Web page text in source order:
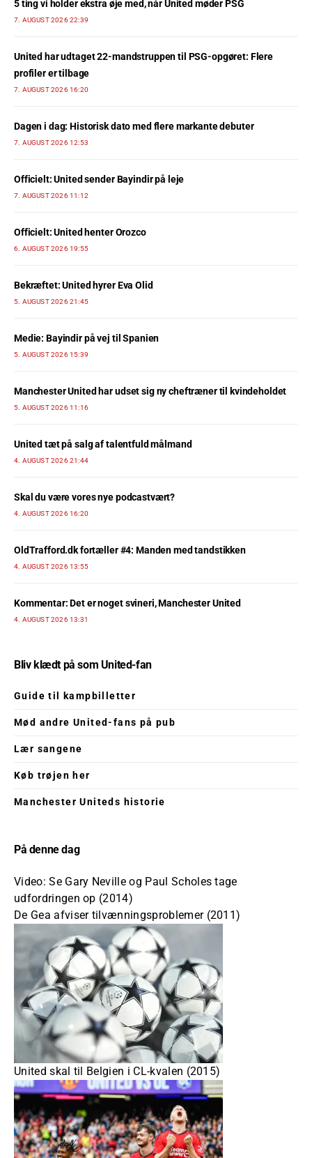
5 ting vi holder ekstra øje med, når United møder PSG
7. AUGUST 2026 22:39
United har udtaget 22-mandstruppen til PSG-opgøret: Flere
profiler er tilbage
7. AUGUST 2026 16:20
Dagen i dag: Historisk dato med flere markante debuter
7. AUGUST 2026 12:53
Officielt: United sender Bayindir på leje
7. AUGUST 2026 11:12
Officielt: United henter Orozco
6. AUGUST 2026 19:55
Bekræftet: United hyrer Eva Olid
5. AUGUST 2026 21:45
Medie: Bayindir på vej til Spanien
5. AUGUST 2026 15:39
Manchester United har udset sig ny cheftræner til kvindeholdet
5. AUGUST 2026 11:16
United tæt på salg af talentfuld målmand
4. AUGUST 2026 21:44
Skal du være vores nye podcastvært?
4. AUGUST 2026 16:20
OldTrafford.dk fortæller #4: Manden med tandstikken
4. AUGUST 2026 13:55
Kommentar: Det er noget svineri, Manchester United
4. AUGUST 2026 13:31
Bliv klædt på som United-fan
Guide til kampbilletter
Mød andre United-fans på pub
Lær sangene
Køb trøjen her
Manchester Uniteds historie
På denne dag
Video: Se Gary Neville og Paul Scholes tage
udfordringen op (2014)
De Gea afviser tilvænningsproblemer (2011)
United skal til Belgien i CL-kvalen (2015)